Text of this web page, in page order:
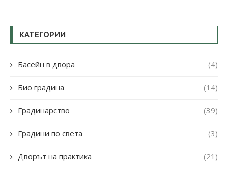
КАТЕГОРИИ
Басейн в двора (4)
Био градина (14)
Градинарство (39)
Градини по света (3)
Дворът на практика (21)